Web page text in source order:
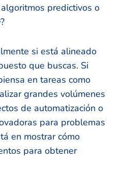
predictivos o
?
si está alineado
que buscas. Si
en tareas como
grandes volúmenes
de automatización o
para problemas
en mostrar cómo
para obtener